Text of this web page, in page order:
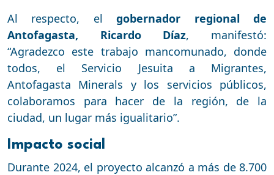
Al respecto, elgobernador regional de
Antofagasta, Ricardo Díaz, manifestó:
“Agradezco este trabajo mancomunado, donde
todos, el Servicio Jesuita a Migrantes,
Antofagasta Minerals y los servicios públicos,
colaboramos para hacer de la región, de la
ciudad, un lugar más igualitario”.
Impacto social
Durante 2024, el proyecto alcanzó a más de 8.700